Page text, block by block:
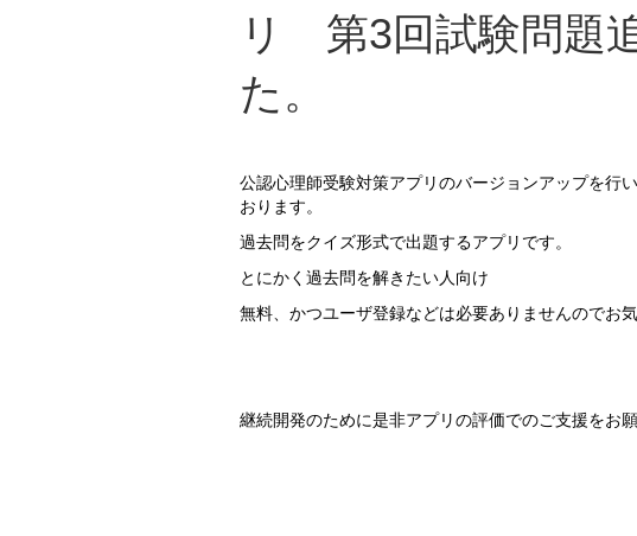
リ 第3回試験問題
た。
公認心理師受験対策アプリのバージョンアップを行い
おります。
過去問をクイズ形式で出題するアプリです。
とにかく過去問を解きたい人向け
無料、かつユーザ登録などは必要ありませんのでお
継続開発のために是非アプリの評価でのご支援をお願